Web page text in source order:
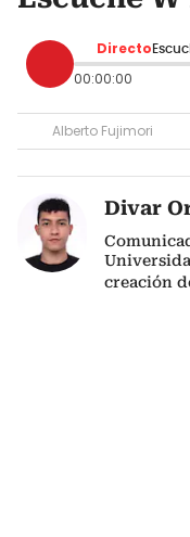
Directo
00:00:00
Alberto Fujimori
Divar
creación